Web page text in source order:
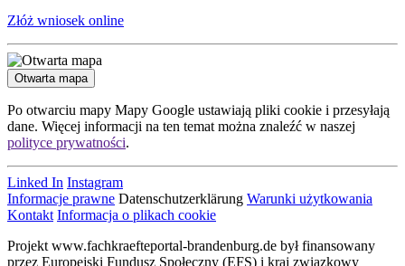
Złóż wniosek online
Otwarta mapa
Po otwarciu mapy Mapy Google ustawiają pliki cookie i przesyłają
dane. Więcej informacji na ten temat można znaleźć w naszej
polityce prywatności.
Linked In Instagram
Informacje prawne Datenschutzerklärung Warunki użytkowania
Kontakt Informacja o plikach cookie
Projekt www.fachkraefteportal-brandenburg.de był finansowany
przez Europejski Fundusz Społeczny (EFS) i kraj związkowy